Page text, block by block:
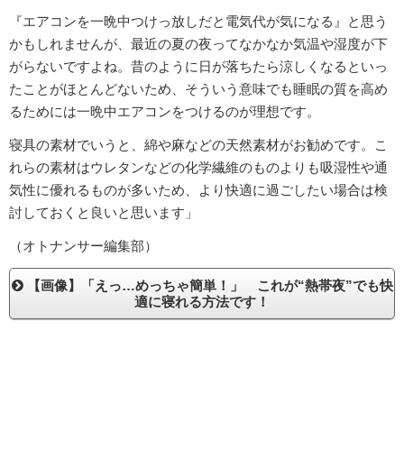
『エアコンを一晩中つけっ放しだと電気代が気になる』と思う
かもしれませんが、最近の夏の夜ってなかなか気温や湿度が下
がらないですよね。昔のように日が落ちたら涼しくなるといっ
たことがほとんどないため、そういう意味でも睡眠の質を高め
るためには一晩中エアコンをつけるのが理想です。
寝具の素材でいうと、綿や麻などの天然素材がお勧めです。こ
れらの素材はウレタンなどの化学繊維のものよりも吸湿性や通
気性に優れるものが多いため、より快適に過ごしたい場合は検
討しておくと良いと思います」
（オトナンサー編集部）
【画像】「えっ…めっちゃ簡単！」 これが“熱帯夜”でも快
適に寝れる方法です！